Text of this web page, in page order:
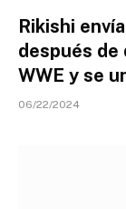
Rikishi
después de
WWE y se
06/22/2024